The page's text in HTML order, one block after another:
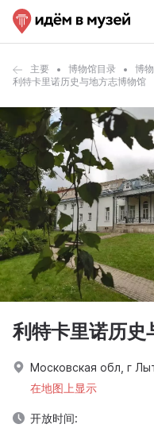
主要 博物馆目录
博
利特卡里诺历史与地方志博物馆
利特卡里诺历史
Московская обл, г
在地图上显示
开放时间: